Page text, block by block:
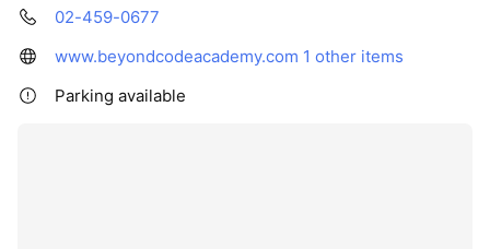
02-459-0677
www.beyondcodeacademy.com 1 other items
Parking available